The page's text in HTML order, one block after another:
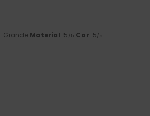
: Grande Material: 5 /5 Cor: 5/5